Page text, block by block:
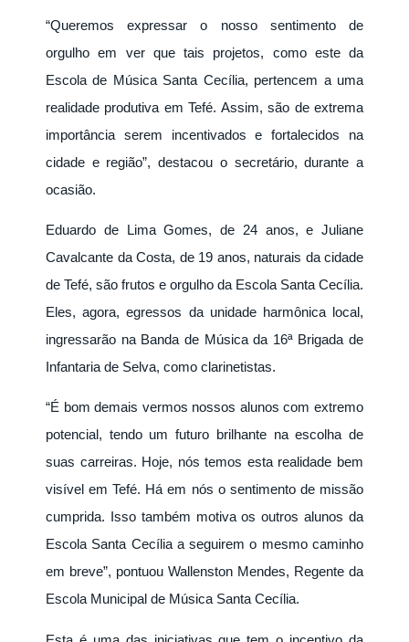
“Queremos expressar o nosso sentimento de
orgulho em ver que tais projetos, como este da
Escola de Música Santa Cecília, pertencem a uma
realidade produtiva em Tefé. Assim, são de extrema
importância serem incentivados e fortalecidos na
cidade e região”, destacou o secretário, durante a
ocasião.
Eduardo de Lima Gomes, de 24 anos, e Juliane
Cavalcante da Costa, de 19 anos, naturais da cidade
de Tefé, são frutos e orgulho da Escola Santa Cecília.
Eles, agora, egressos da unidade harmônica local,
ingressarão na Banda de Música da 16ª Brigada de
Infantaria de Selva, como clarinetistas.
“É bom demais vermos nossos alunos com extremo
potencial, tendo um futuro brilhante na escolha de
suas carreiras. Hoje, nós temos esta realidade bem
visível em Tefé. Há em nós o sentimento de missão
cumprida. Isso também motiva os outros alunos da
Escola Santa Cecília a seguirem o mesmo caminho
em breve”, pontuou Wallenston Mendes, Regente da
Escola Municipal de Música Santa Cecília.